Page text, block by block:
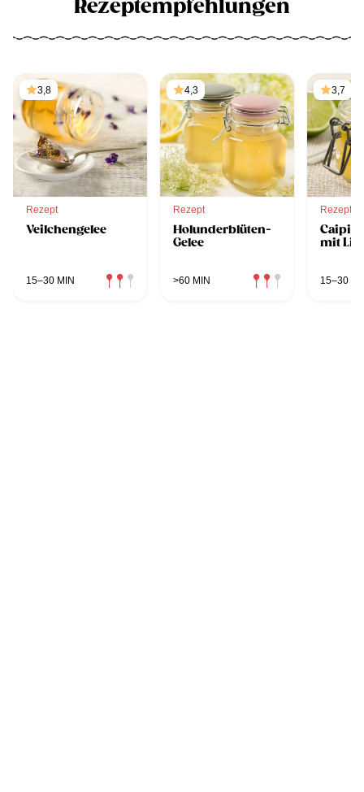
Rezeptempfehlungen
3,8
Rezept
Veilchengelee
15–30 MIN
4,3
Rezept
Holunderblüten-
Gelee
>60 MIN
3,7
Rezept
mit
15–30